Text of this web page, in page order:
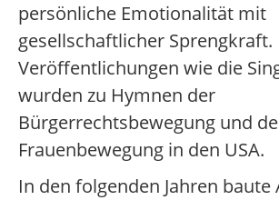
persönliche Emotionalität mit
gesellschaftlicher Sprengkraft.
Veröffentlichungen wie die
wurden zu Hymnen der
Bürgerrechtsbewegung und
Frauenbewegung in den USA.
In den folgenden Jahren baute